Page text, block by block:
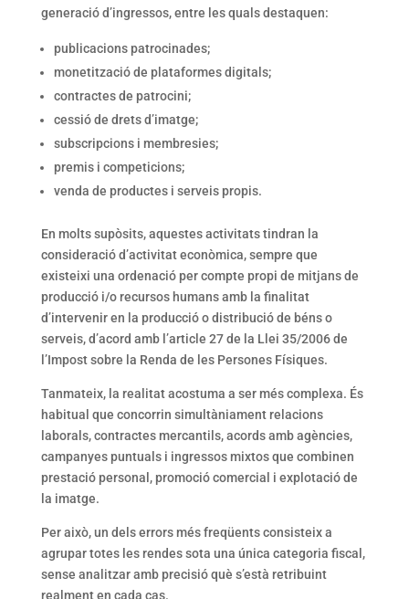
generació d’ingressos, entre les quals destaquen:
publicacions patrocinades;
monetització de plataformes digitals;
contractes de patrocini;
cessió de drets d’imatge;
subscripcions i membresies;
premis i competicions;
venda de productes i serveis propis.
En molts supòsits, aquestes activitats tindran la
consideració d’activitat econòmica, sempre que
existeixi una ordenació per compte propi de mitjans de
producció i/o recursos humans amb la finalitat
d’intervenir en la producció o distribució de béns o
serveis, d’acord amb l’article 27 de la Llei 35/2006 de
l’Impost sobre la Renda de les Persones Físiques.
Tanmateix, la realitat acostuma a ser més complexa. És
habitual que concorrin simultàniament relacions
laborals, contractes mercantils, acords amb agències,
campanyes puntuals i ingressos mixtos que combinen
prestació personal, promoció comercial i explotació de
la imatge.
Per això, un dels errors més freqüents consisteix a
agrupar totes les rendes sota una única categoria fiscal,
sense analitzar amb precisió què s’està retribuint
realment en cada cas.